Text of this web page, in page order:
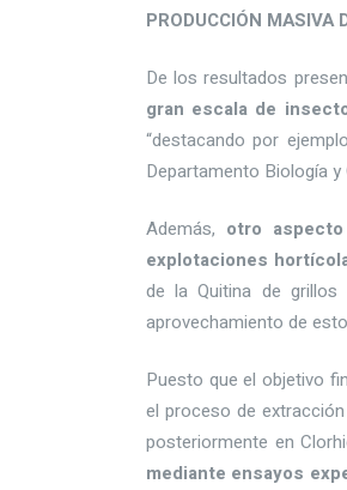
PRODUCCIÓN MASIVA
De los resultados
gran escala de
“destacando por
Departamento Biología y
Además, otro
explotaciones
de la Quitina de
aprovechamiento de
Puesto que el objetivo
el proceso de
posteriormente en
mediante ensayos